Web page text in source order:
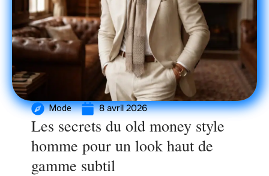
Mode 8 avril 2026
Les secrets du old money style
homme pour un look haut de
gamme subtil